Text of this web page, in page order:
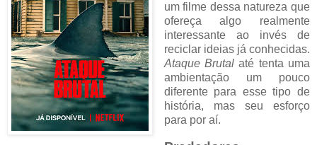
um filme dessa natureza que
ofereça algo realmente
interessante ao invés de
reciclar ideias já conhecidas.
Ataque Brutalaté tenta uma
ambientação um pouco
diferente para esse tipo de
história, mas seu esforço
para por aí.